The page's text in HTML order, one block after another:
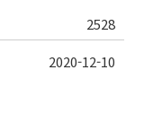
2528
2020-12-10